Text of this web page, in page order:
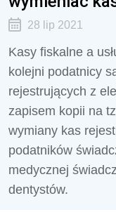
28 lip 2021
Kasy fiskalne a
kolejni podatnicy
rejestrujących z
zapisem kopii na
wymiany kas
podatników
medycznej
dentystów.